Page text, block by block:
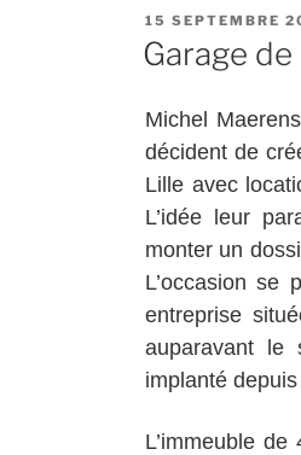
PUBLIÉ
LE
15 SEPTEMBRE
Garage
Michel
décident de
Lille avec
L’idée leur
monter un
L’occasion se
entreprise
auparavant le
implanté
L’immeuble